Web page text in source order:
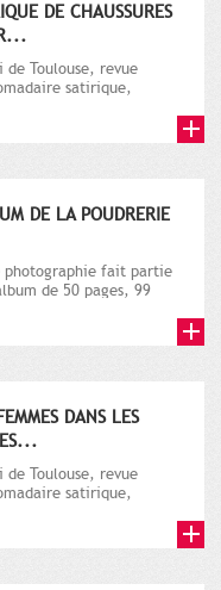
DE CHAUSSURES
de Toulouse, revue
satirique,
DE LA POUDRERIE
photographie fait partie
de 50 pages, 99
DANS LES
de Toulouse, revue
satirique,